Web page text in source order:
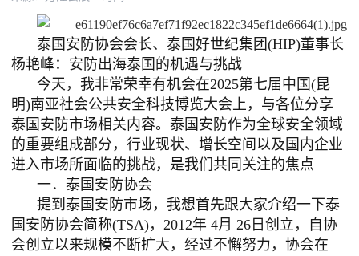
泰国安防协会会长、 泰国好世纪集团(HIP)董事长
杨艳峰： 安防出海泰国的机遇与挑战
今天，我非常荣幸有机会在2025第七届中国(昆
明)南亚社会公共安全科技博览大会上，与各位分享
泰国安防市场相关内容。泰国安防作为全球安全领域
的重要组成部分，行业现状、增长空间以及国内企业
进入市场所面临的挑战，是我们共同关注的焦点
一．泰国安防协会
提到泰国安防市场，我想首先跟大家介绍一下泰
国安防协会简称(TSA)，2012年 4月 26日创立，自协
会创立以来规模不断扩大，经过不懈努力，协会在